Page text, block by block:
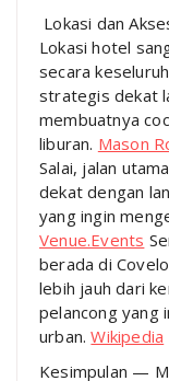
Lokasi dan
Lokasi hotel
secara
strategis dekat
membuatnya
liburan. Mason
Salai, jalan
dekat dengan
yang ingin
Venue.Events
berada di
lebih jauh dari
pelancong yang
urban.Wikipedia
Kesimpulan —